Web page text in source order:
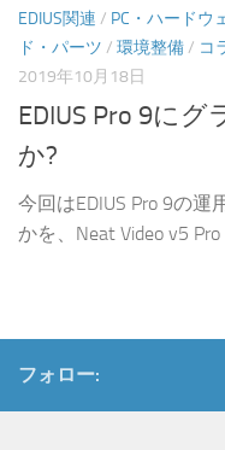
EDIUS関連 / PC・ハードウ
ド・パーツ / 環境整備/ コ
2019年10月18日
EDIUS Pro 9に
か?
今回はEDIUS Pro 9の
かを、Neat Video v5 Pro
フォロー: